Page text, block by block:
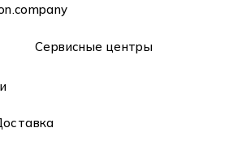
Сервисные центры